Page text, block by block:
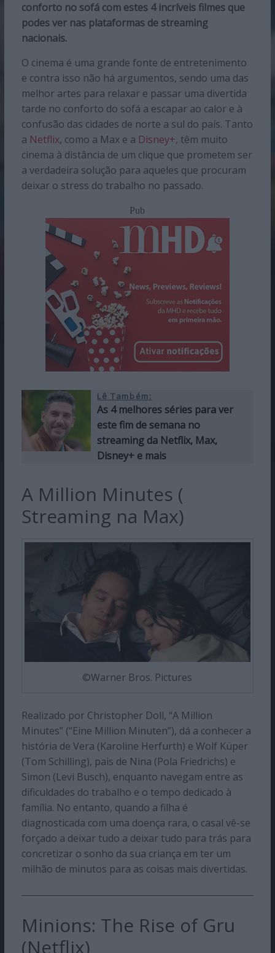
conforto no sofá com estes 4 incríveis filmes que
podes ver nas plataformas de streaming
nacionais.
O cinema é uma grande fonte de entretenimento
e contra isso não há argumentos, sendo uma das
melhor artes para relaxar e passar uma divertida
tarde no conforto do sofá a escapar ao calor e à
confusão das cidades de norte a sul do país. Tanto
a Netflix, como a Max e a Disney+, têm muito
cinema à distância de um clique que prometem ser
a verdadeira solução para aqueles que procuram
deixar o stress do trabalho no passado.
Pub
Lê Também:
As 4 melhores séries para ver
este fim de semana no
streaming da Netflix, Max,
Disney+ e mais
A Million Minutes (
Streaming na Max)
©Warner Bros. Pictures
Realizado por Christopher Doll, “A Million
Minutes” (“Eine Million Minuten”), dá a conhecer a
história de Vera (Karoline Herfurth) e Wolf Küper
(Tom Schilling), pais de Nina (Pola Friedrichs) e
Simon (Levi Busch), enquanto navegam entre as
dificuldades do trabalho e o tempo dedicado à
família. No entanto, quando a filha é
diagnosticada com uma doença rara, o casal vê-se
forçado a deixar tudo a deixar tudo para trás para
concretizar o sonho da sua criança em ter um
milhão de minutos para as coisas mais divertidas.
Minions: The Rise of Gru
(Netflix)